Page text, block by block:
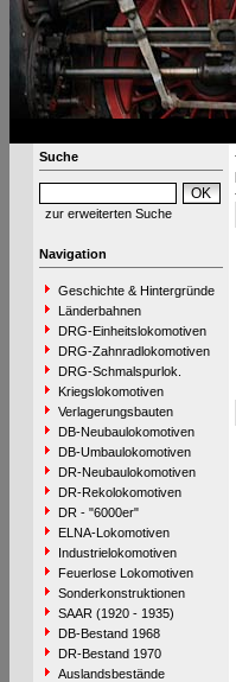
Suche
zur erweiterten Suche
Navigation
Geschichte & Hintergründe
Länderbahnen
DRG-Einheitslokomotiven
DRG-Zahnradlokomotiven
DRG-Schmalspurlok.
Kriegslokomotiven
Verlagerungsbauten
DB-Neubaulokomotiven
DB-Umbaulokomotiven
DR-Neubaulokomotiven
DR-Rekolokomotiven
DR - "6000er"
ELNA-Lokomotiven
Industrielokomotiven
Feuerlose Lokomotiven
Sonderkonstruktionen
SAAR (1920 - 1935)
DB-Bestand 1968
DR-Bestand 1970
Auslandsbestände